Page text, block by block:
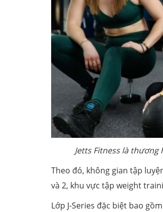
Jetts Fitness là
Theo đó, không gian tập
và 2, khu vực tập weight
Lớp J-Series đặc biệt bao